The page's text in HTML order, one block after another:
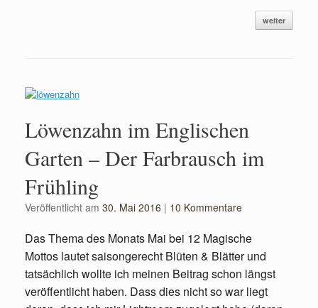
weiter
Löwenzahn im Englischen
Garten – Der Farbrausch im
Frühling
Veröffentlicht am 30. Mai 2016 | 10 Kommentare
Das Thema des Monats Mai bei 12 Magische
Mottos lautet saisongerecht Blüten & Blätter und
tatsächlich wollte ich meinen Beitrag schon längst
veröffentlicht haben. Dass dies nicht so war liegt